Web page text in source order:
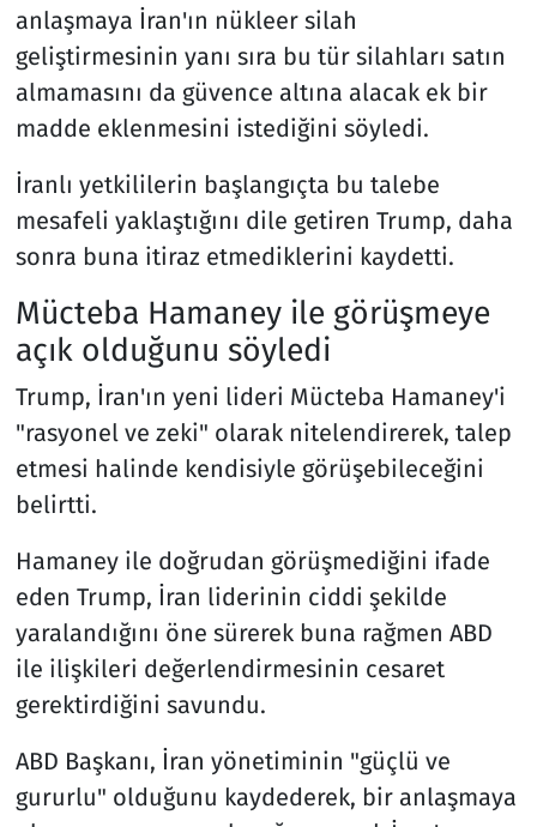
anlaşmaya İran'ın nükleer silah
geliştirmesinin yanı sıra bu tür silahları satın
almamasını da güvence altına alacak ek bir
madde eklenmesini istediğini söyledi.
İranlı yetkililerin başlangıçta bu talebe
mesafeli yaklaştığını dile getiren Trump, daha
sonra buna itiraz etmediklerini kaydetti.
Mücteba Hamaney ile görüşmeye
açık olduğunu söyledi
Trump, İran'ın yeni lideri Mücteba Hamaney'i
"rasyonel ve zeki" olarak nitelendirerek, talep
etmesi halinde kendisiyle görüşebileceğini
belirtti.
Hamaney ile doğrudan görüşmediğini ifade
eden Trump, İran liderinin ciddi şekilde
yaralandığını öne sürerek buna rağmen ABD
ile ilişkileri değerlendirmesinin cesaret
gerektirdiğini savundu.
ABD Başkanı, İran yönetiminin "güçlü ve
gururlu" olduğunu kaydederek, bir anlaşmaya